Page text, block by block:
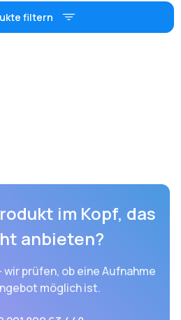
filtern
im Kopf, das
anbieten?
wir prüfen, ob eine Aufnahme
möglich ist.